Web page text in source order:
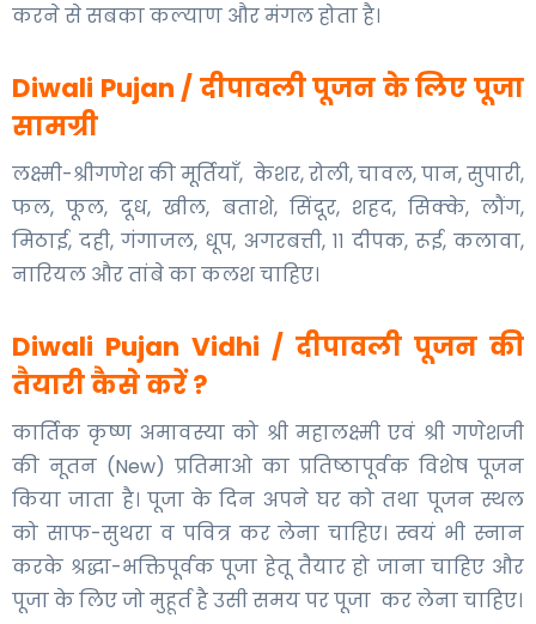
करने से सबका कल्याण और मंगल होता है।
Diwali Pujan / दीपावली पूजन के लिए पूजा
सामग्री
लक्ष्मी-श्रीगणेश की मूर्तियाँ, केशर, रोली, चावल, पान, सुपारी,
फल, फूल, दूध, खील, बताशे, सिंदूर, शहद, सिक्के, लौंग,
मिठाई, दही, गंगाजल, धूप, अगरबत्ती, ११ दीपक, रूई, कलावा,
नारियल और तांबे का कलश चाहिए।
Diwali Pujan Vidhi / दीपावली पूजन की
तैयारी कैसे करें ?
कार्तिक कृष्ण अमावस्या को श्री महालक्ष्मी एवं श्री गणेशजी
की नूतन (New) प्रतिमाओ का प्रतिष्ठापूर्वक विशेष पूजन
किया जाता है। पूजा के दिन अपने घर को तथा पूजन स्थल
को साफ-सुथरा व पवित्र कर लेना चाहिए। स्वयं भी स्नान
करके श्रद्धा-भक्तिपूर्वक पूजा हेतू तैयार हो जाना चाहिए और
पूजा के लिए जो मुहूर्त है उसी समय पर पूजा कर लेना चाहिए।